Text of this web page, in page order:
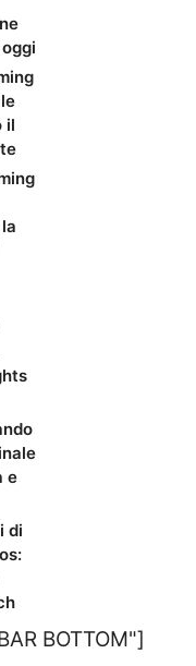
il
e
di
BOTTOM"]